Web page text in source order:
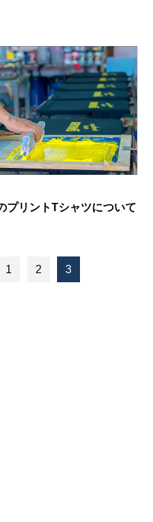
プリントTシャツについて
1 2 3